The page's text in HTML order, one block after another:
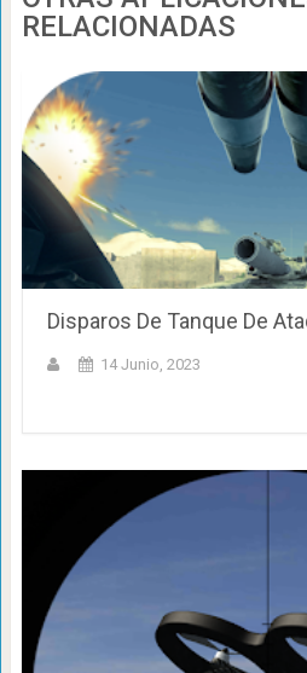
RELACIONADAS
Disparos De Tanque De
14 Junio, 2023